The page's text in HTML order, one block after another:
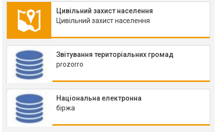
Цивільний захист населення
Цивільний захист населення
Звітування територіальних громад
prozorro
Національна електронна
біржа